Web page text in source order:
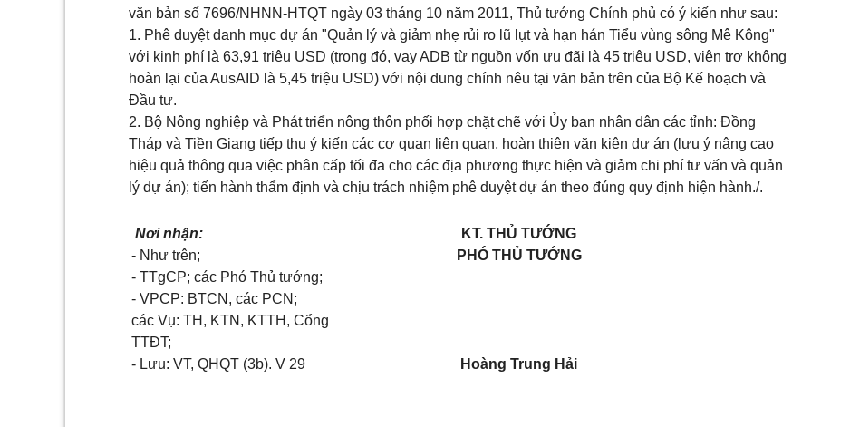
văn bản số 7696/NHNN-HTQT ngày 03 tháng 10 năm 2011, Thủ tướng Chính phủ có ý kiến như sau:
1. Phê duyệt danh mục dự án "Quản lý và giảm nhẹ rủi ro lũ lụt và hạn hán Tiểu vùng sông Mê Kông"
với kinh phí là 63,91 triệu USD (trong đó, vay ADB từ nguồn vốn ưu đãi là 45 triệu USD, viện trợ không
hoàn lại của AusAID là 5,45 triệu USD) với nội dung chính nêu tại văn bản trên của Bộ Kế hoạch và
Đầu tư.
2. Bộ Nông nghiệp và Phát triển nông thôn phối hợp chặt chẽ với Ủy ban nhân dân các tỉnh: Đồng
Tháp và Tiền Giang tiếp thu ý kiến các cơ quan liên quan, hoàn thiện văn kiện dự án (lưu ý nâng cao
hiệu quả thông qua việc phân cấp tối đa cho các địa phương thực hiện và giảm chi phí tư vấn và quản
lý dự án); tiến hành thẩm định và chịu trách nhiệm phê duyệt dự án theo đúng quy định hiện hành./.
Nơi nhận:
- Như trên;
- TTgCP; các Phó Thủ tướng;
- VPCP: BTCN, các PCN;
các Vụ: TH, KTN, KTTH, Cổng
TTĐT;
- Lưu: VT, QHQT (3b). V 29
KT. THỦ TƯỚNG
PHÓ THỦ TƯỚNG
Hoàng Trung Hải